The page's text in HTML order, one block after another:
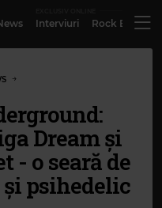
Interviuri Rock
Dream și
- o seară de
psihedelic